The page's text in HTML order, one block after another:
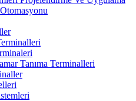
Tanıma Terminalleri